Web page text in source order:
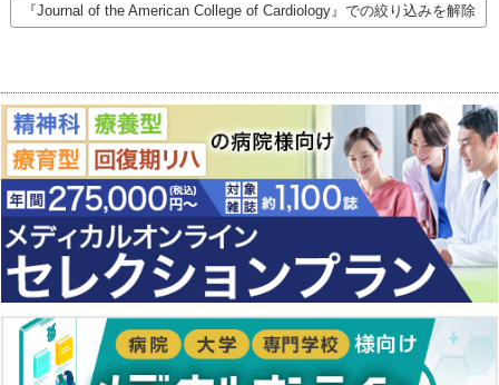
『Journal of the American College of Cardiology』での絞り込みを解除